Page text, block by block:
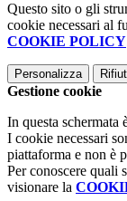
Questo sito o gli
cookie necessari al
COOKIE POLICY
Personalizza
Gestione cookie
In questa schermata
I cookie necessari
piattaforma e non è
Per conoscere quali
visionare la